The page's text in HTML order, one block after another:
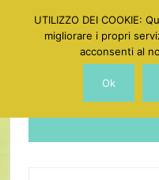
UTILIZZO DEI COOKIE:
migliorare i propri
acconsenti al
Ok